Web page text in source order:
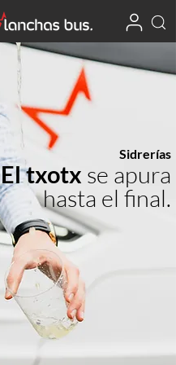
Sidrerías
El txotx se apura
hasta el final.